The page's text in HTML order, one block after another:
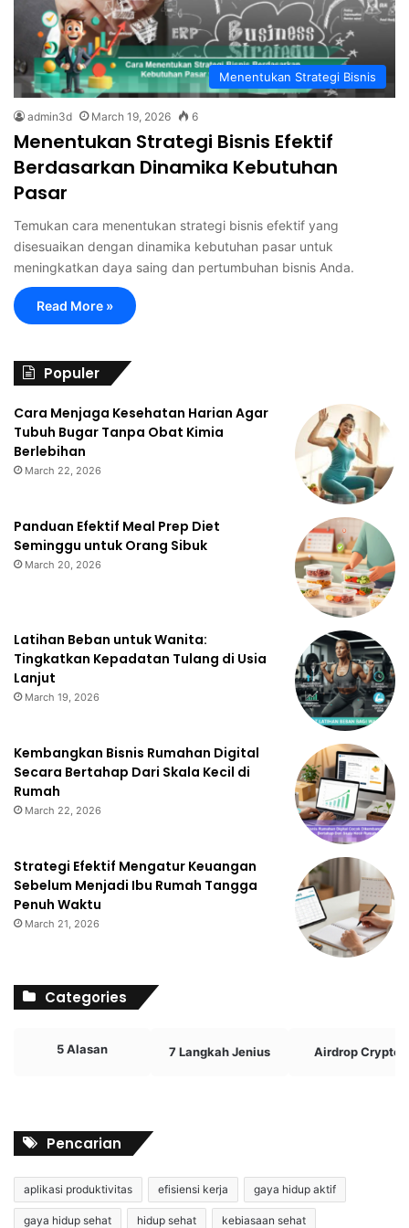
Menentukan Strategi Bisnis
admin3d March 19, 2026 6
Menentukan Strategi Bisnis Efektif
Berdasarkan Dinamika Kebutuhan
Pasar
Temukan cara menentukan strategi bisnis efektif yang
disesuaikan dengan dinamika kebutuhan pasar untuk
meningkatkan daya saing dan pertumbuhan bisnis Anda.
Read More »
Populer
Cara Menjaga Kesehatan Harian Agar
Tubuh Bugar Tanpa Obat Kimia
Berlebihan
March 22, 2026
Panduan Efektif Meal Prep Diet
Seminggu untuk Orang Sibuk
March 20, 2026
Latihan Beban untuk Wanita:
Tingkatkan Kepadatan Tulang di Usia
Lanjut
March 19, 2026
Kembangkan Bisnis Rumahan Digital
Secara Bertahap Dari Skala Kecil di
Rumah
March 22, 2026
Strategi Efektif Mengatur Keuangan
Sebelum Menjadi Ibu Rumah Tangga
Penuh Waktu
March 21, 2026
Categories
5 Alasan 7 Langkah Jenius Airdrop Crypto
Pencarian
aplikasi produktivitas efisiensi kerja gaya hidup aktif
gaya hidup sehat hidup sehat kebiasaan sehat